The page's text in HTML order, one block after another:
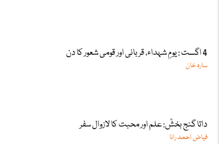
4 اگست : یومِ شہداء، قربانی اور قومی شعور کا دن
سارہ خان
داتا گنج بخشؒ: علم اور محبت کا لازوال سفر
فیاض احمد رانا